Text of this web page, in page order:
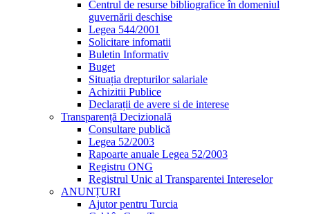
Centrul de resurse bibliografice în domeniul
guvernării deschise
Legea 544/2001
Solicitare infomatii
Buletin Informativ
Buget
Situația drepturilor salariale
Achizitii Publice
Declarații de avere si de interese
Transparență Decizională
Consultare publică
Legea 52/2003
Rapoarte anuale Legea 52/2003
Registru ONG
Registrul Unic al Transparentei Intereselor
ANUNȚURI
Ajutor pentru Turcia